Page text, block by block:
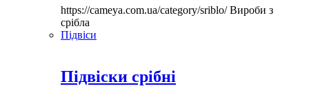
https://cameya.com.ua/category/sriblo/Вироби з
срібла
Підвіси
Підвіски срібні